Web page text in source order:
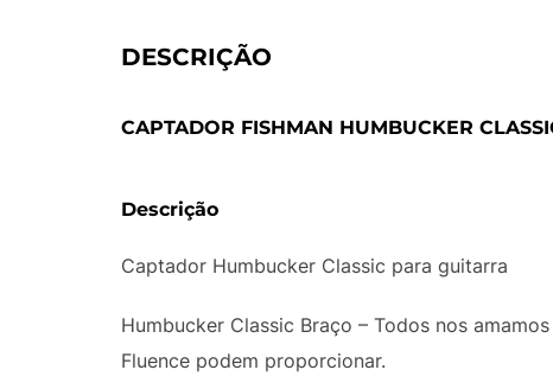
DESCRIÇÃO
CAPTADOR FISHMAN HUMBUCKER
Descrição
Captador Humbucker Classic para guitarra
Humbucker Classic Braço – Todos nos
Fluence podem proporcionar.